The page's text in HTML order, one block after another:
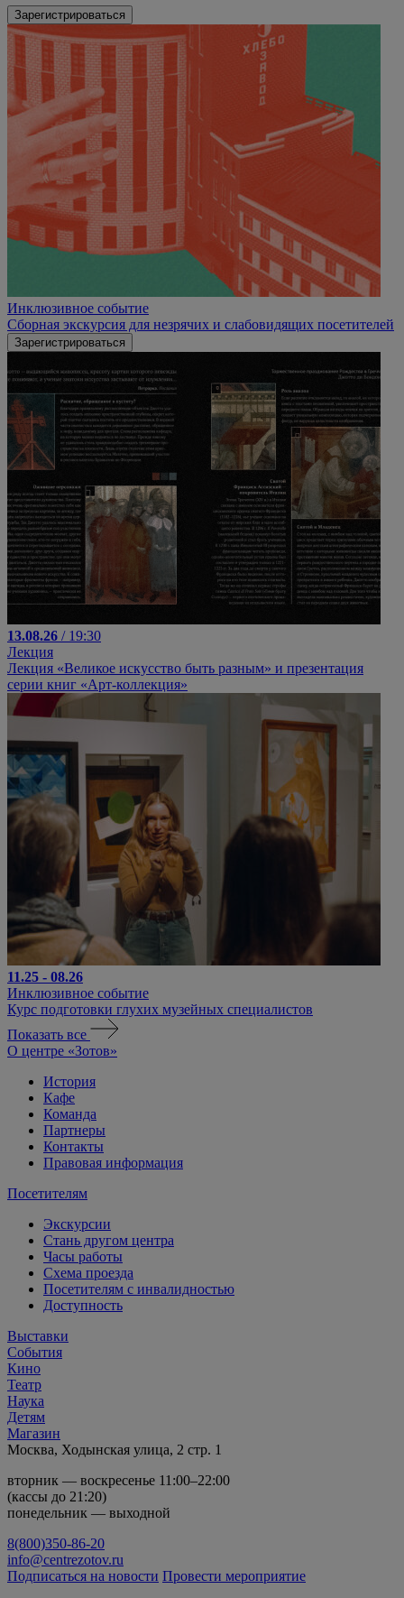
Зарегистрироваться
Инклюзивное событие
Сборная экскурсия для незрячих и слабовидящих посетителей
Зарегистрироваться
13.08.26 / 19:30
Лекция
Лекция «Великое искусство быть разным» и презентация
серии книг «Арт-коллекция»
11.25 - 08.26
Инклюзивное событие
Курс подготовки глухих музейных специалистов
Показать все
О центре «Зотов»
История
Кафе
Команда
Партнеры
Контакты
Правовая информация
Посетителям
Экскурсии
Стань другом центра
Часы работы
Схема проезда
Посетителям с инвалидностью
Доступность
Выставки
События
Кино
Театр
Наука
Детям
Магазин
Москва, Ходынская улица, 2 стр. 1
вторник — воскресенье 11:00–22:00
(кассы до 21:20)
понедельник — выходной
8(800)350-86-20
info@centrezotov.ru
Подписаться на новости Провести мероприятие